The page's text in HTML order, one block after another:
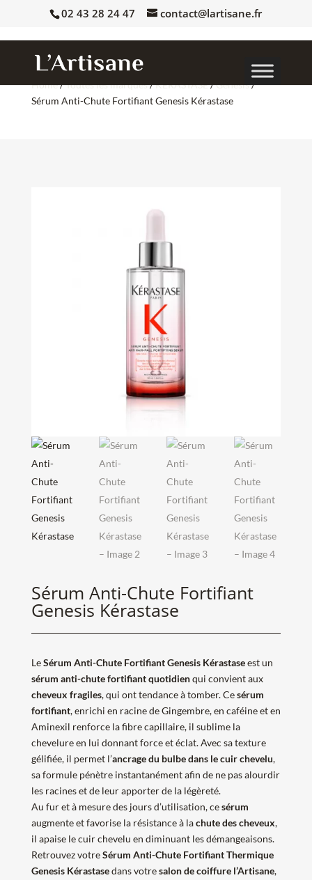
02 43 28 24 47 contact@lartisane.fr
Home/Toutes les marques/KERASTASE/Genesis/
Sérum Anti-Chute Fortifiant Genesis Kérastase
Sérum Anti-Chute Fortifiant
Genesis Kérastase
LeSérum Anti-Chute Fortifiant Genesis Kérastaseest un
sérum anti-chute fortifiant quotidienqui convient aux
cheveux fragiles, qui ont tendance à tomber. Cesérum
fortifiant, enrichi en racine de Gingembre, en caféine et en
Aminexil renforce la fibre capillaire, il sublime la
chevelure en lui donnant force et éclat. Avec sa texture
gélifiée, il permet l’ancrage du bulbe dans le cuir chevelu,
sa formule pénètre instantanément afin de ne pas alourdir
les racines et de leur apporter de la légèreté.
Au fur et à mesure des jours d’utilisation, cesérum
augmente et favorise la résistance à lachute des cheveux,
il apaise le cuir chevelu en diminuant les démangeaisons.
Retrouvez votreSérum Anti-Chute Fortifiant Thermique
Genesis Kérastasedans votresalon de coiffure l’Artisane,